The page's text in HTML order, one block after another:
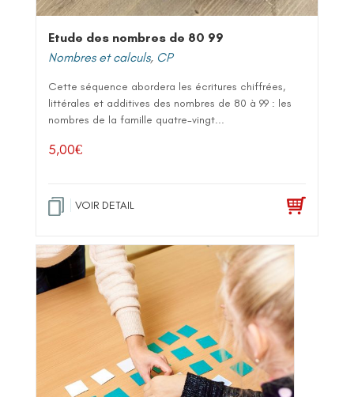
Etude des nombres de 80 99
Nombres et calculs, CP
Cette séquence abordera les écritures chiffrées,
littérales et additives des nombres de 80 à 99 : les
nombres de la famille quatre-vingt...
5,00€
VOIR DETAIL